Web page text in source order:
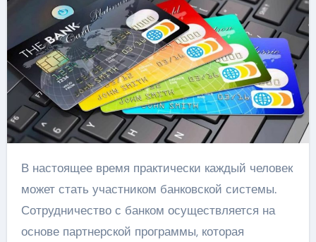
В настоящее время практически каждый человек
может стать участником банковской системы.
Сотрудничество с банком осуществляется на
основе партнерской программы, которая